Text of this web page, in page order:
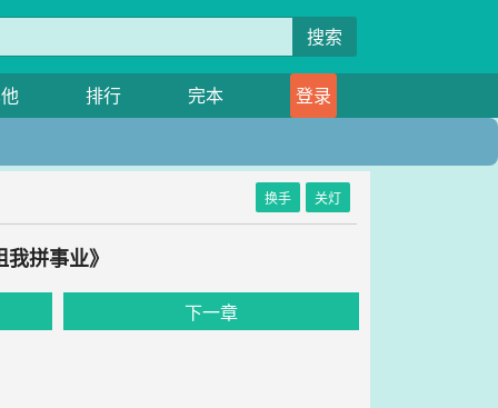
搜索
排行 完本 登录
换手 关灯
拼事业》
下一章